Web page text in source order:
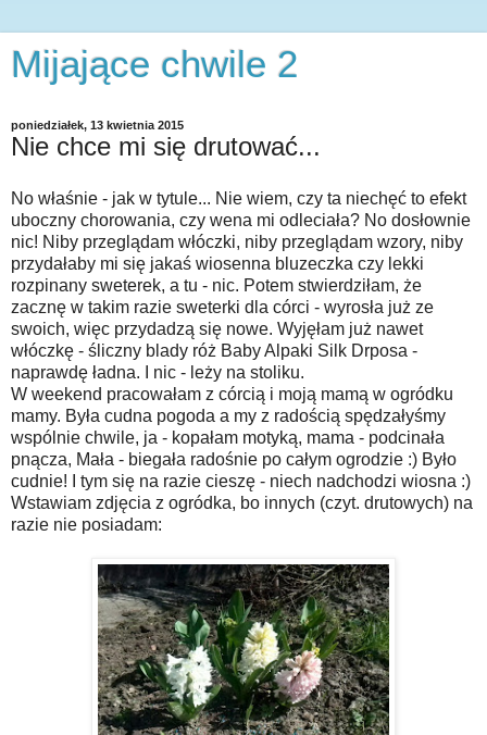
Mijające chwile 2
poniedziałek, 13 kwietnia 2015
Nie chce mi się drutować...
No właśnie - jak w tytule... Nie wiem, czy ta niechęć to efekt
uboczny chorowania, czy wena mi odleciała? No dosłownie
nic! Niby przeglądam włóczki, niby przeglądam wzory, niby
przydałaby mi się jakaś wiosenna bluzeczka czy lekki
rozpinany sweterek, a tu - nic. Potem stwierdziłam, że
zacznę w takim razie sweterki dla córci - wyrosła już ze
swoich, więc przydadzą się nowe. Wyjęłam już nawet
włóczkę - śliczny blady róż Baby Alpaki Silk Drposa -
naprawdę ładna. I nic - leży na stoliku.
W weekend pracowałam z córcią i moją mamą w ogródku
mamy. Była cudna pogoda a my z radością spędzałyśmy
wspólnie chwile, ja - kopałam motyką, mama - podcinała
pnącza, Mała - biegała radośnie po całym ogrodzie :) Było
cudnie! I tym się na razie cieszę - niech nadchodzi wiosna :)
Wstawiam zdjęcia z ogródka, bo innych (czyt. drutowych) na
razie nie posiadam: